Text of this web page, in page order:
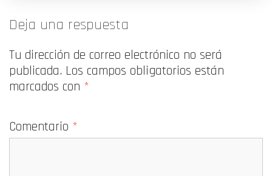
Deja una respuesta
Tu dirección de correo electrónico no será
publicada. Los campos obligatorios están
marcados con *
Comentario *